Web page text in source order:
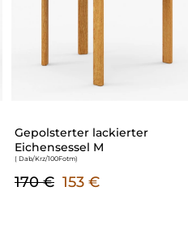
Gepolsterter lackierter
Eichensessel M
( Dab/Krz/100Fotm)
170 € 153 €